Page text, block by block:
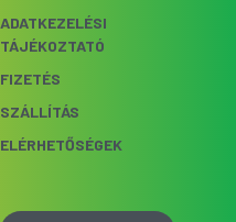
ADATKEZELÉSI
TÁJÉKOZTATÓ
FIZETÉS
SZÁLLÍTÁS
ELÉRHETŐSÉGEK